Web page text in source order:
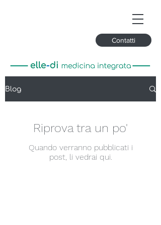
Contatti
Blog
Riprova tra un po'
Quando verranno pubblicati i
post, li vedrai qui.